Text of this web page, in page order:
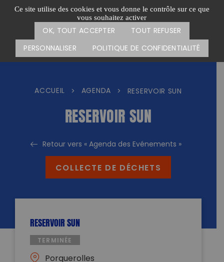
Ce site utilise des cookies et vous donne le contrôle sur ce que
vous souhaitez activer
OK, TOUT ACCEPTER
TOUT REFUSER
PERSONNALISER
POLITIQUE DE CONFIDENTIALITÉ
Passer
Menu
CARTE DES ACTIONS FAIRE UN DON
ACCUEIL > AGENDA > RESERVOIR SUN
RESERVOIR SUN
Retour vers « Agenda des Evénements »
COLLECTE DE DÉCHETS
RESERVOIR SUN
TERMINÉE
Porquerolles